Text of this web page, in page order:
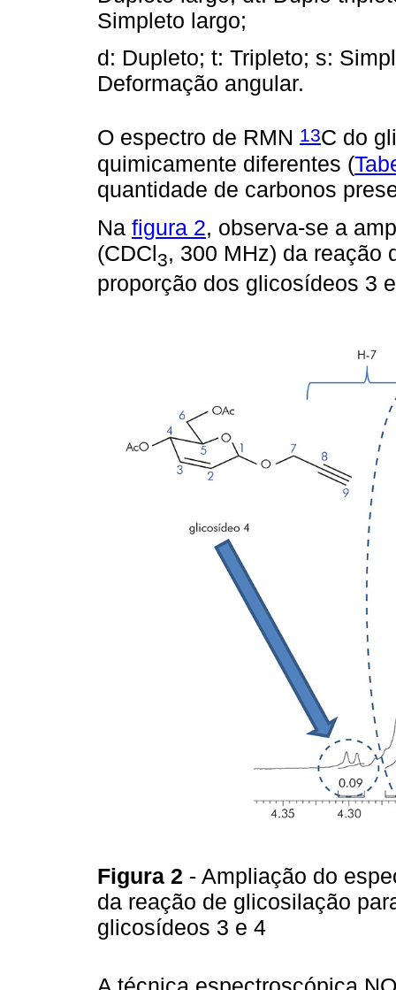
Simpleto largo;
d: Dupleto; t: Tripleto; s:
Deformação angular.
O espectro de RMN 13C do
quimicamente diferentes (
quantidade de carbonos
Na figura 2, observa-se a
(CDCl3, 300 MHz) da reação
proporção dos glicosídeos 3
Figura 2 - Ampliação do
da reação de glicosilação
glicosídeos 3 e 4